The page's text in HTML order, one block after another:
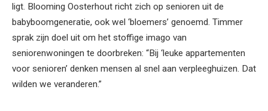
ligt. Blooming Oosterhout richt zich op senioren uit de
babyboomgeneratie, ook wel ‘bloemers’ genoemd. Timmer
sprak zijn doel uit om het stoffige imago van
seniorenwoningen te doorbreken: “Bij ‘leuke appartementen
voor senioren’ denken mensen al snel aan verpleeghuizen. Dat
wilden we veranderen.”